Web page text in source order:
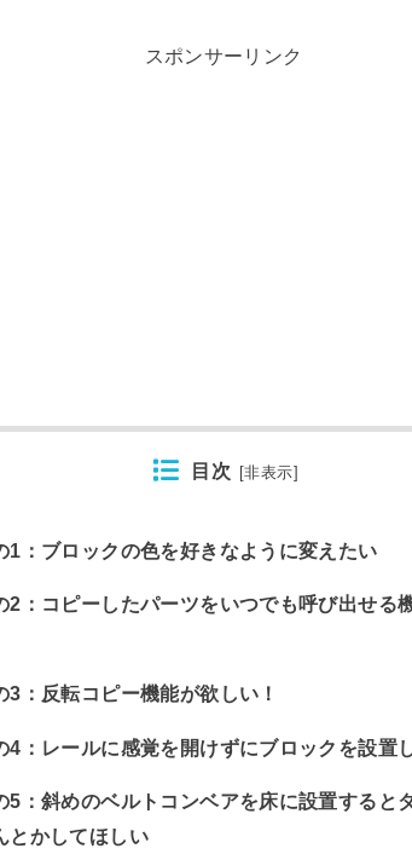
スポンサーリンク
目次 [非表示
1：ブロックの色を好きなように変えたい
2：コピーしたパーツをいつでも呼び出せる
3：反転コピー機能が欲しい！
4：レールに感覚を開けずにブロックを設置
5：斜めのベルトコンベアを床に設置すると
とかしてほしい